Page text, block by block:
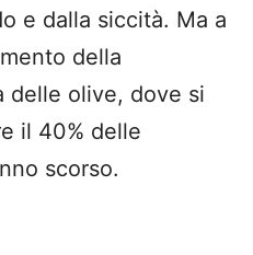
e dalla siccità. Ma a
della
delle olive, dove si
il 40% delle
scorso.